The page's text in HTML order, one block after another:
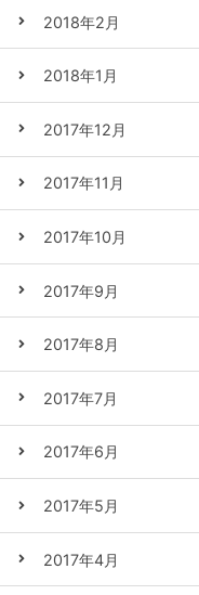
2018年2月
2018年1月
2017年12月
2017年11月
2017年10月
2017年9月
2017年8月
2017年7月
2017年6月
2017年5月
2017年4月